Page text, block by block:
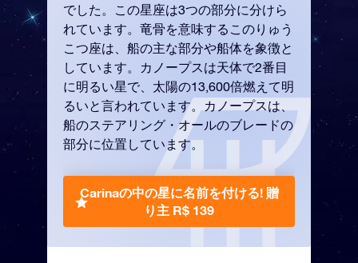
でした。この星座は3つの部分に分けら
れています。竜骨を意味するこのりゅう
こつ座は、船の主な部分や船体を象徴と
しています。カノープスは天体で2番目
に明るい星で、太陽の13,600倍燃えて明
るいと言われています。カノープスは、
船のステアリング・オールのブレードの
部分に位置しています。
Carinaの中の星に名前を付ける! 贈
り主 R$ 139